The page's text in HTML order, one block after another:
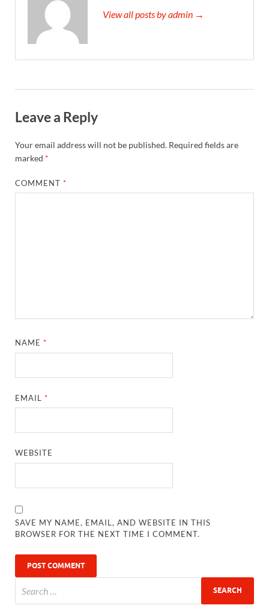
View all posts by admin →
Leave a Reply
Your email address will not be published. Required fields are
marked *
COMMENT*
NAME*
EMAIL*
WEBSITE
SAVE MY NAME, EMAIL, AND WEBSITE IN THIS
BROWSER FOR THE NEXT TIME I COMMENT.